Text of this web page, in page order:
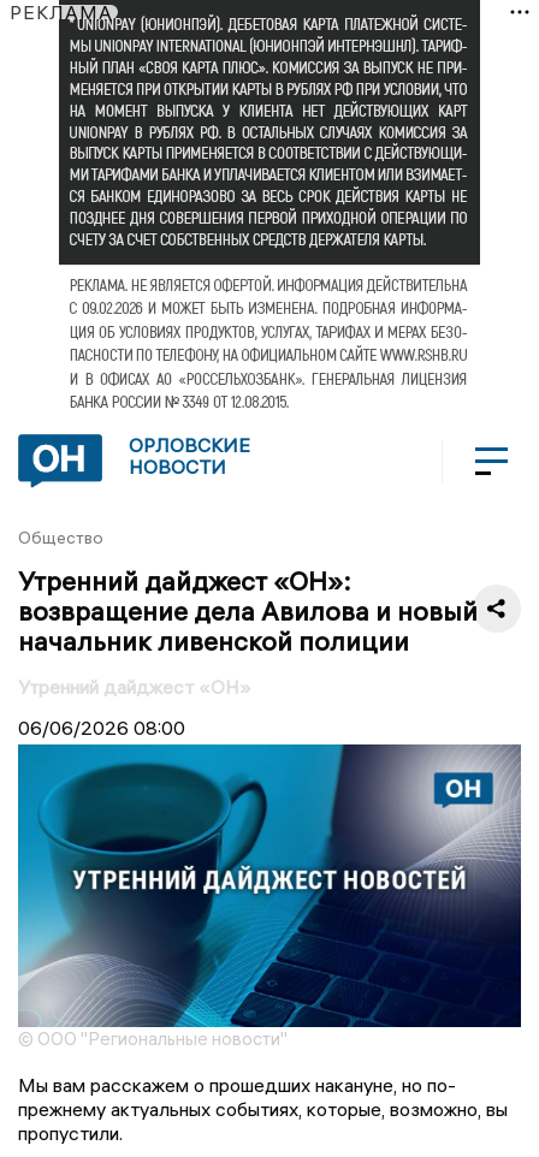
РЕКЛАМА
ОРЛОВСКИЕ
НОВОСТИ
Общество
Утренний дайджест «ОН»:
возвращение дела Авилова и новый
начальник ливенской полиции
Утренний дайджест «ОН»
06/06/2026 08:00
© ООО "Региональные новости"
Мы вам расскажем о прошедших накануне, но по-
прежнему актуальных событиях, которые, возможно, вы
пропустили.